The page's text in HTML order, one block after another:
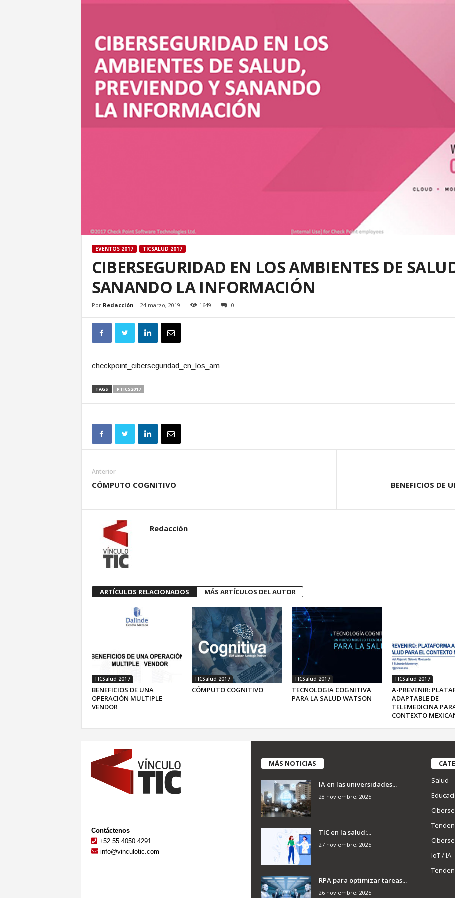
EVENTOS 2017 TICSALUD 2017
CIBERSEGURIDAD EN LOS AMBIENTES DE
SANANDO LA INFORMACIÓN
Por Redacción - 24 marzo, 2019 1649 0
checkpoint_ciberseguridad_en_los_am
TAGS PTICS2017
Anterior
CÓMPUTO COGNITIVO BENEFICIOS DE
Redacción
ARTÍCULOS RELACIONADOS MÁS ARTÍCULOS DEL AUTOR
TICSalud 2017
BENEFICIOS DE UNA
OPERACIÓN MULTIPLE
VENDOR
TICSalud 2017
CÓMPUTO COGNITIVO
TICSalud 2017
TECNOLOGIA COGNITIVA
PARA LA SALUD WATSON
TICSalud 2017
A-PREVENIR:
ADAPTABLE DE
TELEMEDICINA
CONTEXTO
Contáctenos
+52 55 4050 4291
info@vinculotic.com
MÁS NOTICIAS
IA en las universidades...
28 noviembre, 2025
TIC en la salud:...
27 noviembre, 2025
RPA para optimizar tareas...
26 noviembre, 2025
Salud
IoT / IA